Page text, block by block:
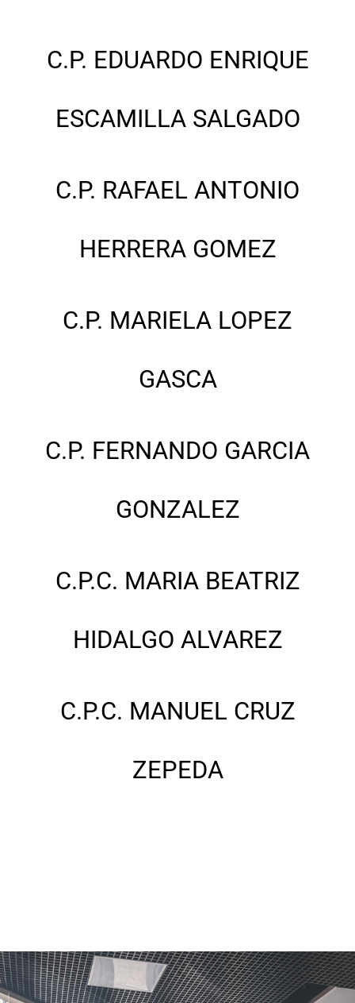
C.P. EDUARDO ENRIQUE
ESCAMILLA SALGADO
C.P. RAFAEL ANTONIO
HERRERA GOMEZ
C.P. MARIELA LOPEZ
GASCA
C.P. FERNANDO GARCIA
GONZALEZ
C.P.C. MARIA BEATRIZ
HIDALGO ALVAREZ
C.P.C. MANUEL CRUZ
ZEPEDA